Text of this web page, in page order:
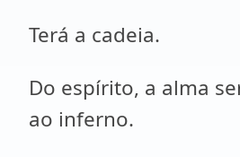
Terá a cadeia.
Do espírito, a alma
ao inferno.